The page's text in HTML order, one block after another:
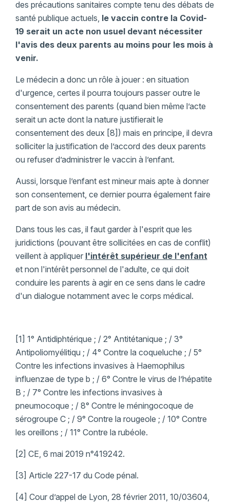
des précautions sanitaires compte tenu des débats de
santé publique actuels, le vaccin contre la Covid-
19 serait un acte non usuel devant nécessiter
l'avis des deux parents au moins pour les mois à
venir.
Le médecin a donc un rôle à jouer : en situation
d'urgence, certes il pourra toujours passer outre le
consentement des parents (quand bien même l’acte
serait un acte dont la nature justifierait le
consentement des deux [8]) mais en principe, il devra
solliciter la justification de l’accord des deux parents
ou refuser d’administrer le vaccin à l’enfant.
Aussi, lorsque l’enfant est mineur mais apte à donner
son consentement, ce dernier pourra également faire
part de son avis au médecin.
Dans tous les cas, il faut garder à l'esprit que les
juridictions (pouvant être sollicitées en cas de conflit)
veillent à appliquer l'intérêt supérieur de l'enfant
et non l'intérêt personnel de l'adulte, ce qui doit
conduire les parents à agir en ce sens dans le cadre
d'un dialogue notamment avec le corps médical.
[1] 1° Antidiphtérique ; / 2° Antitétanique ; / 3°
Antipoliomyélitiqu ; / 4° Contre la coqueluche ; / 5°
Contre les infections invasives à Haemophilus
influenzae de type b ; / 6° Contre le virus de l’hépatite
B ; / 7° Contre les infections invasives à
pneumocoque ; / 8° Contre le méningocoque de
sérogroupe C ; / 9° Contre la rougeole ; / 10° Contre
les oreillons ; / 11° Contre la rubéole.
[2] CE, 6 mai 2019 n°419242.
[3] Article 227-17 du Code pénal.
[4] Cour d’appel de Lyon, 28 février 2011, 10/03604,